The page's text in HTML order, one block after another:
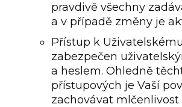
pravdivě všechny
a v případě změny je
Přístup k
zabezpečen
a heslem. Ohledně
přístupových je Vaší
zachovávat